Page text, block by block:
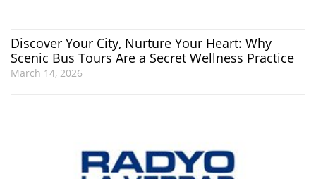
Discover Your City, Nurture Your Heart: Why
Scenic Bus Tours Are a Secret Wellness Practice
March 14, 2026